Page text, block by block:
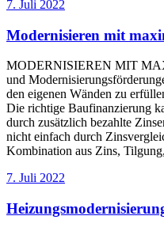
7. Juli 2022
Modernisieren mit
MODERNISIEREN MIT
und
den eigenen Wänden zu
Die richtige Baufinanzierung
durch zusätzlich bezahlte
nicht einfach durch
Kombination aus Zins,
7. Juli 2022